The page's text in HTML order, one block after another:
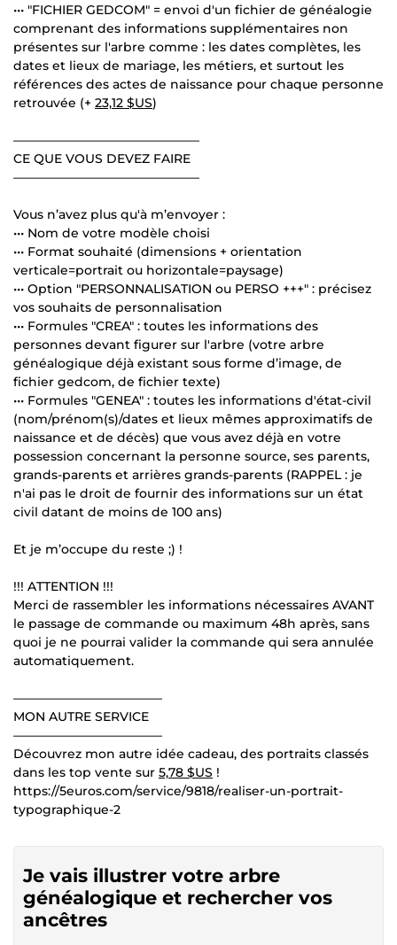
••• "FICHIER GEDCOM" = envoi d'un fichier de généalogie
comprenant des informations supplémentaires non
présentes sur l'arbre comme : les dates complètes, les
dates et lieux de mariage, les métiers, et surtout les
références des actes de naissance pour chaque personne
retrouvée (+ 23,12 $US)
———————————————
CE QUE VOUS DEVEZ FAIRE
———————————————
Vous n’avez plus qu'à m’envoyer :
••• Nom de votre modèle choisi
••• Format souhaité (dimensions + orientation
verticale=portrait ou horizontale=paysage)
••• Option "PERSONNALISATION ou PERSO +++" : précisez
vos souhaits de personnalisation
••• Formules "CREA" : toutes les informations des
personnes devant figurer sur l'arbre (votre arbre
généalogique déjà existant sous forme d’image, de
fichier gedcom, de fichier texte)
••• Formules "GENEA" : toutes les informations d'état-civil
(nom/prénom(s)/dates et lieux mêmes approximatifs de
naissance et de décès) que vous avez déjà en votre
possession concernant la personne source, ses parents,
grands-parents et arrières grands-parents (RAPPEL : je
n'ai pas le droit de fournir des informations sur un état
civil datant de moins de 100 ans)
Et je m’occupe du reste ;) !
!!! ATTENTION !!!
Merci de rassembler les informations nécessaires AVANT
le passage de commande ou maximum 48h après, sans
quoi je ne pourrai valider la commande qui sera annulée
automatiquement.
————————————
MON AUTRE SERVICE
————————————
Découvrez mon autre idée cadeau, des portraits classés
dans les top vente sur 5,78 $US !
https://5euros.com/service/9818/realiser-un-portrait-
typographique-2
Je vais illustrer votre arbre
généalogique et rechercher vos
ancêtres